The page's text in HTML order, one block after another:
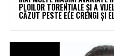
PLOILOR TORENȚIALE ȘI A
CĂZUT PESTE ELE CRENGI ȘI